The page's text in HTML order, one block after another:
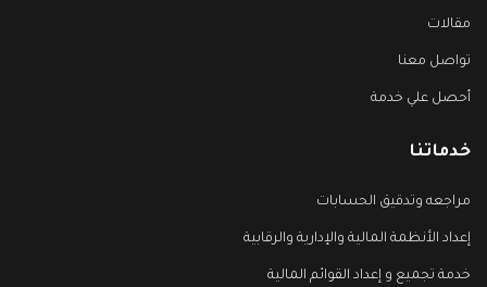
مقالات
تواصل معنا
أحصل علي خدمة
خدماتنا
مراجعه وتدقيق الحسابات
إعداد الأنظمة المالية والإدارية والرقابية
خدمة تجميع و إعداد القوائم المالية